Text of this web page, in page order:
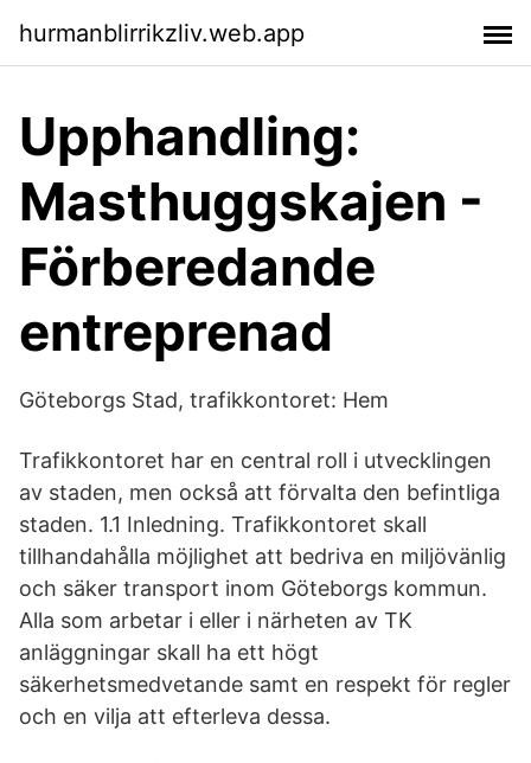
hurmanblirrikzliv.web.app
Upphandling:
Masthuggskajen -
Förberedande
entreprenad
Göteborgs Stad, trafikkontoret: Hem
Trafikkontoret har en central roll i utvecklingen
av staden, men också att förvalta den befintliga
staden. 1.1 Inledning. Trafikkontoret skall
tillhandahålla möjlighet att bedriva en miljövänlig
och säker transport inom Göteborgs kommun.
Alla som arbetar i eller i närheten av TK
anläggningar skall ha ett högt
säkerhetsmedvetande samt en respekt för regler
och en vilja att efterleva dessa.